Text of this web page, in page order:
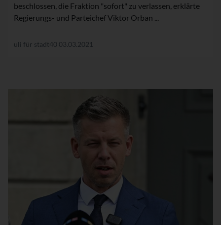
beschlossen, die Fraktion "sofort" zu verlassen, erklärte
Regierungs- und Parteichef Viktor Orban ...
uli für stadt40 03.03.2021